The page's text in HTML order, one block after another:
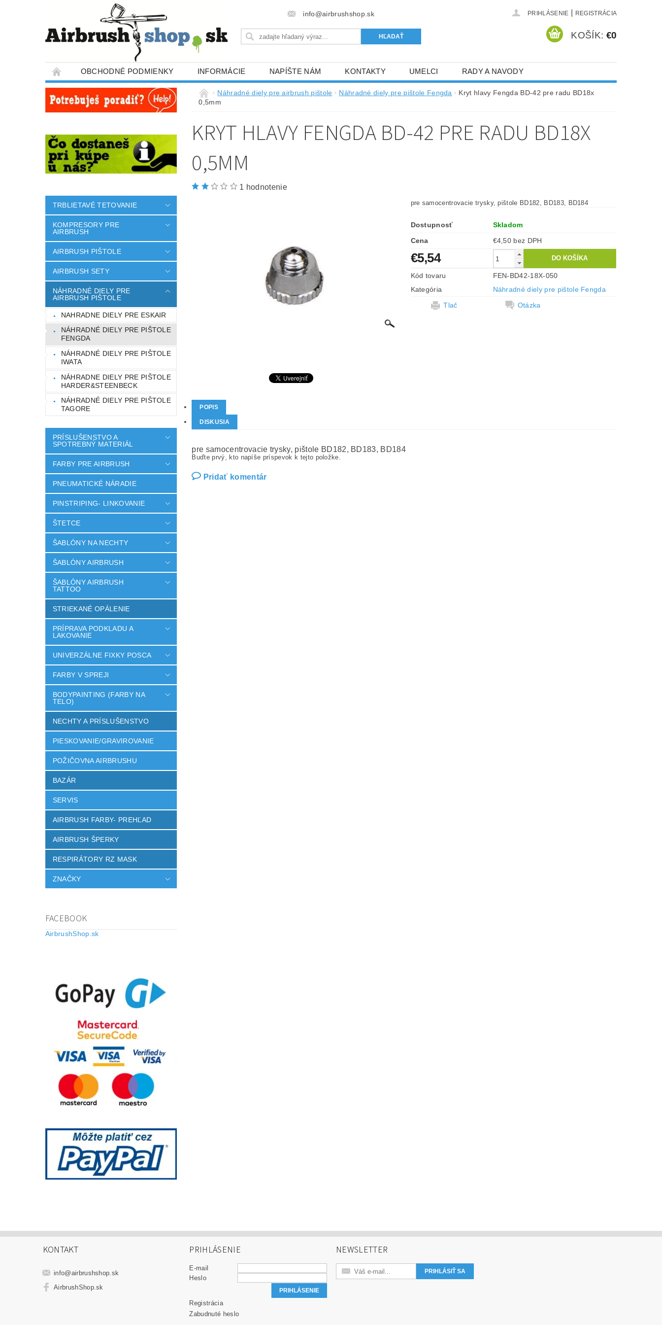
info@airbrushshop.sk PRIHLÁSENIE REGISTRÁCIA
KOŠÍK: €0
OBCHODNÉ PODMIENKY INFORMÁCIE NAPÍŠTE NÁM KONTAKTY UMELCI RADY A NAVODY
TRBLIETAVÉ TETOVANIE
KOMPRESORY PRE
AIRBRUSH
AIRBRUSH PIŠTOLE
AIRBRUSH SETY
NÁHRADNÉ DIELY PRE
AIRBRUSH PIŠTOLE
NAHRADNE DIELY PRE ESKAIR
NÁHRADNÉ DIELY PRE PIŠTOLE
FENGDA
NÁHRADNÉ DIELY PRE PIŠTOLE
IWATA
NÁHRADNE DIELY PRE PIŠTOLE
HARDER&STEENBECK
NÁHRADNÉ DIELY PRE PIŠTOLE
TAGORE
PRÍSLUŠENSTVO A
SPOTREBNÝ MATERIÁL
FARBY PRE AIRBRUSH
PNEUMATICKÉ NÁRADIE
PINSTRIPING- LINKOVANIE
ŠTETCE
ŠABLÓNY NA NECHTY
ŠABLÓNY AIRBRUSH
ŠABLÓNY AIRBRUSH
TATTOO
STRIEKANÉ OPÁLENIE
PRÍPRAVA PODKLADU A
LAKOVANIE
UNIVERZÁLNE FIXKY POSCA
FARBY V SPREJI
BODYPAINTING (FARBY NA
TELO)
NECHTY A PRÍSLUŠENSTVO
PIESKOVANIE/GRAVIROVANIE
POŽIČOVNA AIRBRUSHU
BAZÁR
SERVIS
AIRBRUSH FARBY- PREHĽAD
AIRBRUSH ŠPERKY
RESPIRÁTORY RZ MASK
ZNAČKY
FACEBOOK
AirbrushShop.sk
Náhradné diely pre airbrush pištole Náhradné diely pre pištole Fengda
Kryt hlavy Fengda BD-42 pre radu BD18x
0,5mm
KRYT HLAVY FENGDA BD-42 PRE RADU BD18X
0,5MM
1 hodnotenie
pre samocentrovacie trysky, pištole BD182, BD183, BD184
Dostupnosť
Skladom
Cena
€4,50 bez DPH
€5,54
Kód tovaru
FEN-BD42-18X-050
Kategória
Náhradné diely pre pištole Fengda
Tlač
Otázka
POPIS
DISKUSIA
pre samocentrovacie trysky, pištole BD182, BD183, BD184
Buďte prvý, kto napíše príspevok k tejto položke.
Pridať komentár
KONTAKT
info@airbrushshop.sk
AirbrushShop.sk
PRIHLÁSENIE
E-mail
Heslo
Registrácia
Zabudnuté heslo
NEWSLETTER